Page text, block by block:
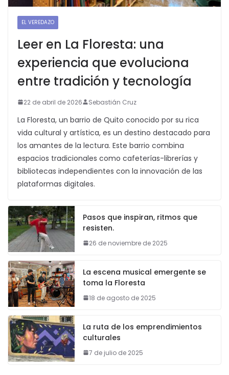
EL VEREDAZO
Leer en La Floresta: una
experiencia que evoluciona
entre tradición y tecnología
22 de abril de 2026 Sebastián Cruz
La Floresta, un barrio de Quito conocido por su rica
vida cultural y artística, es un destino destacado para
los amantes de la lectura. Este barrio combina
espacios tradicionales como cafeterías-librerías y
bibliotecas independientes con la innovación de las
plataformas digitales.
Pasos que inspiran, ritmos que
resisten.
26 de noviembre de 2025
La escena musical emergente se
toma la Floresta
18 de agosto de 2025
La ruta de los emprendimientos
culturales
7 de julio de 2025